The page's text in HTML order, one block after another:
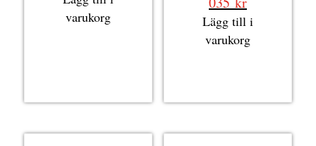
var:
priset
varukorg
priset
var:
nuvarande
priset
Lägg till i
varukorg